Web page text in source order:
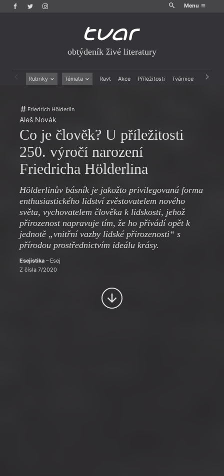
Menu
obtýdeník živé literatury
Rubriky Témata Ravt Akce Příležitosti Tvárnice Archiv
Recenze a reflexe
Reportáže
Rozhovory
Divadlo
Historie kolonialismu
Dokument
Výroční ceny
Friedrich Hölderlin
Aleš Novák
Co je člověk? U příležitosti
250. výročí narození
Friedricha Hölderlina
Hölderlinův básník je jakožto privilegovaná forma
enthusiastického lidství zvěstovatelem nového
světa, vychovatelem člověka k lidskosti, jehož
přirozenost napravuje tím, že ho přivádí opět k
jednotě „vnitřní vazby lidské přirozenosti“ s
přírodou prostřednictvím ideálu krásy.
Esejistika– Esej
Z čísla 7/2020